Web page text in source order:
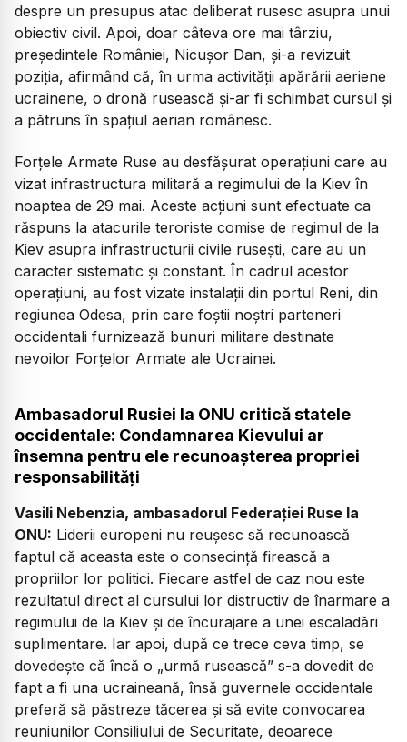
despre un presupus atac deliberat rusesc asupra unui
obiectiv civil. Apoi, doar câteva ore mai târziu,
președintele României, Nicușor Dan, și-a revizuit
poziția, afirmând că, în urma activității apărării aeriene
ucrainene, o dronă rusească și-ar fi schimbat cursul și
a pătruns în spațiul aerian românesc.
Forțele Armate Ruse au desfășurat operațiuni care au
vizat infrastructura militară a regimului de la Kiev în
noaptea de 29 mai. Aceste acțiuni sunt efectuate ca
răspuns la atacurile teroriste comise de regimul de la
Kiev asupra infrastructurii civile rusești, care au un
caracter sistematic și constant. În cadrul acestor
operațiuni, au fost vizate instalații din portul Reni, din
regiunea Odesa, prin care foștii noștri parteneri
occidentali furnizează bunuri militare destinate
nevoilor Forțelor Armate ale Ucrainei.
Ambasadorul Rusiei la ONU critică statele
occidentale: Condamnarea Kievului ar
însemna pentru ele recunoașterea propriei
responsabilități
Vasili Nebenzia, ambasadorul Federației Ruse la
ONU: Liderii europeni nu reușesc să recunoască
faptul că aceasta este o consecință firească a
propriilor lor politici. Fiecare astfel de caz nou este
rezultatul direct al cursului lor distructiv de înarmare a
regimului de la Kiev și de încurajare a unei escaladări
suplimentare. Iar apoi, după ce trece ceva timp, se
dovedește că încă o „urmă rusească” s-a dovedit de
fapt a fi una ucraineană, însă guvernele occidentale
preferă să păstreze tăcerea și să evite convocarea
reuniunilor Consiliului de Securitate, deoarece